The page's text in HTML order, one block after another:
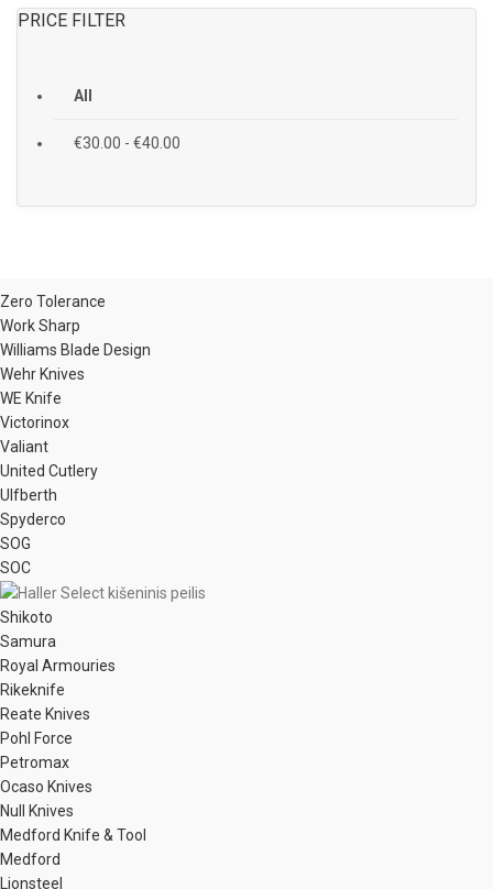
PRICE FILTER
All
€30.00 - €40.00
Zero Tolerance
Work Sharp
Williams Blade Design
Wehr Knives
WE Knife
Victorinox
Valiant
United Cutlery
Ulfberth
Spyderco
SOG
SOC
Shikoto
Samura
Royal Armouries
Rikeknife
Reate Knives
Pohl Force
Petromax
Ocaso Knives
Null Knives
Medford Knife & Tool
Medford
Lionsteel